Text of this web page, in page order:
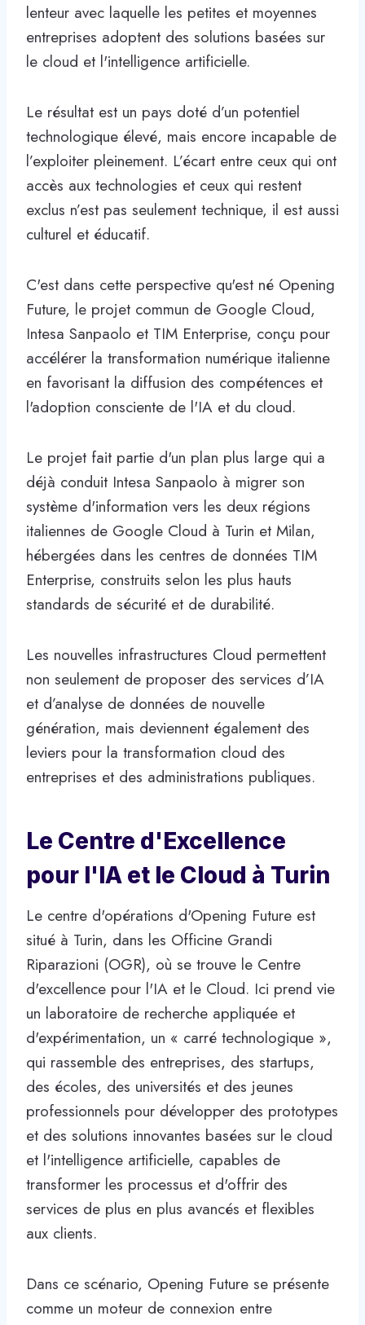
lenteur avec laquelle les petites et moyennes
entreprises adoptent des solutions basées sur
le cloud et l'intelligence artificielle.
Le résultat est un pays doté d’un potentiel
technologique élevé, mais encore incapable de
l’exploiter pleinement. L’écart entre ceux qui ont
accès aux technologies et ceux qui restent
exclus n’est pas seulement technique, il est aussi
culturel et éducatif.
C'est dans cette perspective qu'est né Opening
Future, le projet commun de Google Cloud,
Intesa Sanpaolo et TIM Enterprise, conçu pour
accélérer la transformation numérique italienne
en favorisant la diffusion des compétences et
l'adoption consciente de l'IA et du cloud.
Le projet fait partie d'un plan plus large qui a
déjà conduit Intesa Sanpaolo à migrer son
système d'information vers les deux régions
italiennes de Google Cloud à Turin et Milan,
hébergées dans les centres de données TIM
Enterprise, construits selon les plus hauts
standards de sécurité et de durabilité.
Les nouvelles infrastructures Cloud permettent
non seulement de proposer des services d’IA
et d’analyse de données de nouvelle
génération, mais deviennent également des
leviers pour la transformation cloud des
entreprises et des administrations publiques.
Le Centre d'Excellence
pour l'IA et le Cloud à Turin
Le centre d'opérations d'Opening Future est
situé à Turin, dans les Officine Grandi
Riparazioni (OGR), où se trouve le Centre
d'excellence pour l'IA et le Cloud. Ici prend vie
un laboratoire de recherche appliquée et
d'expérimentation, un « carré technologique »,
qui rassemble des entreprises, des startups,
des écoles, des universités et des jeunes
professionnels pour développer des prototypes
et des solutions innovantes basées sur le cloud
et l'intelligence artificielle, capables de
transformer les processus et d'offrir des
services de plus en plus avancés et flexibles
aux clients.
Dans ce scénario, Opening Future se présente
comme un moteur de connexion entre